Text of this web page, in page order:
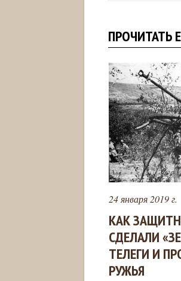
ПРОЧИТАТЬ
24 января 2019 г.
КАК
СДЕЛАЛИ
ТЕЛЕГИ И
РУЖЬЯ